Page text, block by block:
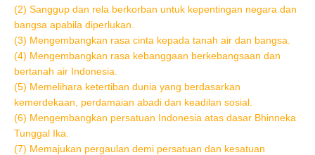
(2) Sanggup dan rela berkorban untuk kepentingan negara dan
bangsa apabila diperlukan.
(3) Mengembangkan rasa cinta kepada tanah air dan bangsa.
(4) Mengembangkan rasa kebanggaan berkebangsaan dan
bertanah air Indonesia.
(5) Memelihara ketertiban dunia yang berdasarkan
kemerdekaan, perdamaian abadi dan keadilan sosial.
(6) Mengembangkan persatuan Indonesia atas dasar Bhinneka
Tunggal Ika.
(7) Memajukan pergaulan demi persatuan dan kesatuan